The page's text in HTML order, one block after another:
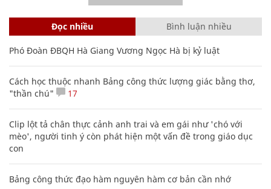
Đọc nhiều Bình luận nhiều
Phó Đoàn ĐBQH Hà Giang Vương Ngọc Hà bị kỷ luật
Cách học thuộc nhanh Bảng công thức lượng giác bằng thơ,
"thần chú"
17
Clip lột tả chân thực cảnh anh trai và em gái như 'chó với
mèo', người tinh ý còn phát hiện một vấn đề trong giáo dục
con
Bảng công thức đạo hàm nguyên hàm cơ bản cần nhớ